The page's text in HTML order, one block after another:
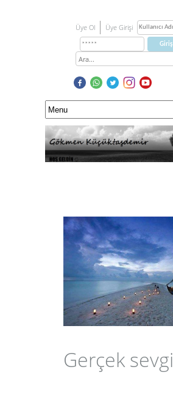
Üye Ol Üye Girişi
Gerçek sevgi